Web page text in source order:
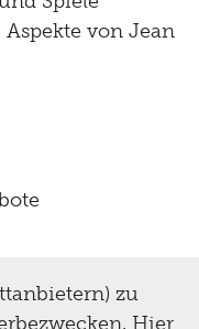
von Jean
zu
Hier